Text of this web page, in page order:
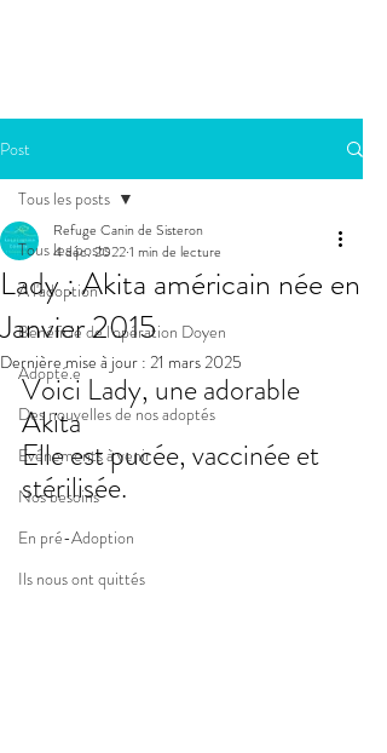
Post
Tous les posts
A l'adoption
Bénéficie de l'opération Doyen
Adopté.e
Des nouvelles de nos adoptés
Evénements à venir
Nos besoins
En pré-Adoption
Ils nous ont quittés
Tous les posts
Lady : Akita américain née en
Janvier 2015
Refuge Canin de Sisteron
4 déc. 20221 min de lecture
Dernière mise à jour : 21 mars 2025
Voici Lady, une adorable
Akita
Elle est pucée, vaccinée et
stérilisée.